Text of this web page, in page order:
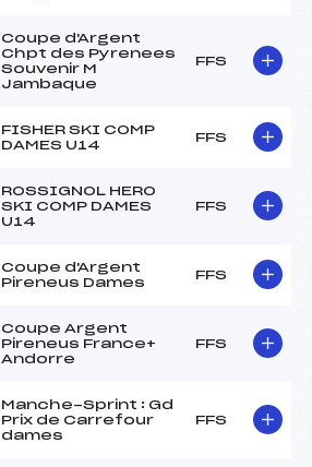
Coupe d'Argent
Chpt des Pyrenees
Souvenir M
Jambaque
FFS
FISHER SKI COMP
DAMES U14
FFS
ROSSIGNOL HERO
SKI COMP DAMES
U14
FFS
Coupe d'Argent
Pireneus Dames
FFS
Coupe Argent
Pireneus France+
Andorre
FFS
Manche-Sprint : Gd
Prix de Carrefour
dames
FFS